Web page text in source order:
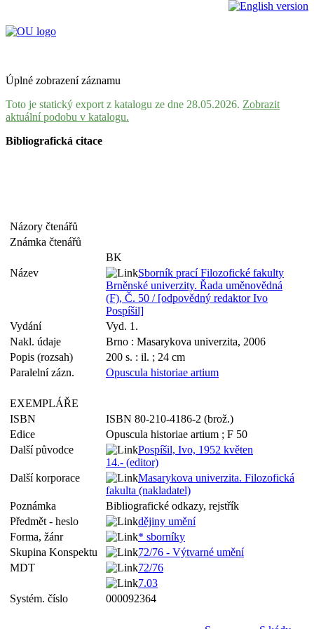
Úplné zobrazení záznamu
Toto je statický export z katalogu ze dne 28.05.2026. Zobrazit
aktuální podobu v katalogu.
Bibliografická citace
Názory čtenářů
Známka čtenářů
BK
Název
Sborník prací Filozofické fakulty
Brněnské univerzity. Řada uměnovědná
(F), Č. 50 / [odpovědný redaktor Ivo
Pospíšil]
Vydání
Vyd. 1.
Nakl. údaje
Brno : Masarykova univerzita, 2006
Popis (rozsah)
200 s. : il. ; 24 cm
Paralelní zázn.
Opuscula historiae artium
EXEMPLÁŘE
ISBN
ISBN 80-210-4186-2 (brož.)
Edice
Opuscula historiae artium ; F 50
Další původce
Pospíšil, Ivo, 1952 květen
14.- (editor)
Další korporace
Masarykova univerzita. Filozofická
fakulta (nakladatel)
Poznámka
Bibliografické odkazy, rejstřík
Předmět - heslo
dějiny umění
Forma, žánr
* sborníky
Skupina Konspektu
72/76 - Výtvarné umění
MDT
72/76
7.03
Systém. číslo
000092364